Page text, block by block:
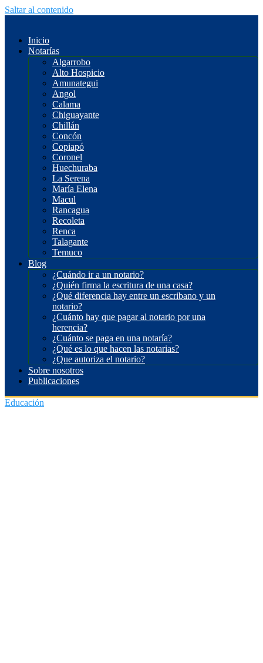
Saltar al contenido
Inicio
Notarías
Algarrobo
Alto Hospicio
Amunategui
Angol
Calama
Chiguayante
Chillán
Concón
Copiapó
Coronel
Huechuraba
La Serena
María Elena
Macul
Rancagua
Recoleta
Renca
Talagante
Temuco
Blog
¿Cuándo ir a un notario?
¿Quién firma la escritura de una casa?
¿Qué diferencia hay entre un escribano y un
notario?
¿Cuánto hay que pagar al notario por una
herencia?
¿Cuánto se paga en una notaría?
¿Qué es lo que hacen las notarias?
¿Que autoriza el notario?
Sobre nosotros
Publicaciones
Educación